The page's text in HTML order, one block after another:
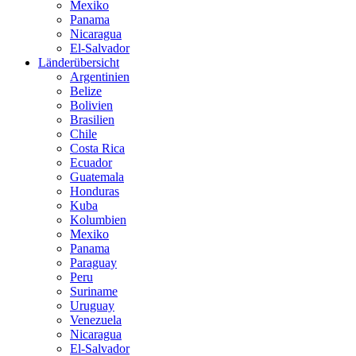
Mexiko
Panama
Nicaragua
El-Salvador
Länderübersicht
Argentinien
Belize
Bolivien
Brasilien
Chile
Costa Rica
Ecuador
Guatemala
Honduras
Kuba
Kolumbien
Mexiko
Panama
Paraguay
Peru
Suriname
Uruguay
Venezuela
Nicaragua
El-Salvador